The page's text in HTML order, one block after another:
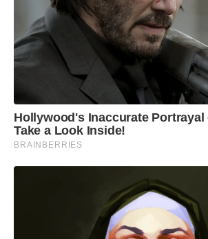
Hollywood's Inaccurate Portrayal
Take a Look Inside!
BRAINBERRIES